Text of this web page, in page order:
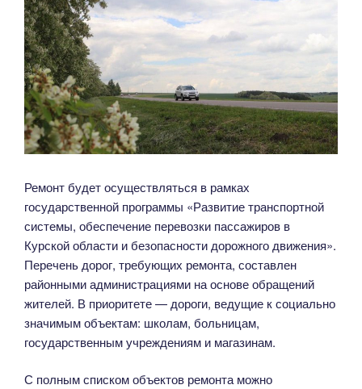
Ремонт будет осуществляться в рамках
государственной программы «Развитие транспортной
системы, обеспечение перевозки пассажиров в
Курской области и безопасности дорожного движения».
Перечень дорог, требующих ремонта, составлен
районными администрациями на основе обращений
жителей. В приоритете — дороги, ведущие к социально
значимым объектам: школам, больницам,
государственным учреждениям и магазинам.
С полным списком объектов ремонта можно